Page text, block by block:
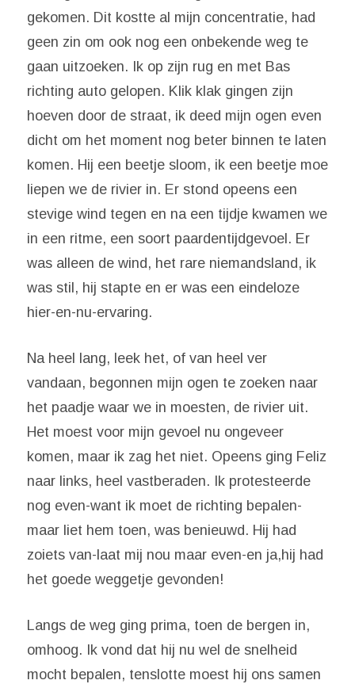
gekomen. Dit kostte al mijn concentratie, had
geen zin om ook nog een onbekende weg te
gaan uitzoeken. Ik op zijn rug en met Bas
richting auto gelopen. Klik klak gingen zijn
hoeven door de straat, ik deed mijn ogen even
dicht om het moment nog beter binnen te laten
komen. Hij een beetje sloom, ik een beetje moe
liepen we de rivier in. Er stond opeens een
stevige wind tegen en na een tijdje kwamen we
in een ritme, een soort paardentijdgevoel. Er
was alleen de wind, het rare niemandsland, ik
was stil, hij stapte en er was een eindeloze
hier-en-nu-ervaring.
Na heel lang, leek het, of van heel ver
vandaan, begonnen mijn ogen te zoeken naar
het paadje waar we in moesten, de rivier uit.
Het moest voor mijn gevoel nu ongeveer
komen, maar ik zag het niet. Opeens ging Feliz
naar links, heel vastberaden. Ik protesteerde
nog even-want ik moet de richting bepalen-
maar liet hem toen, was benieuwd. Hij had
zoiets van-laat mij nou maar even-en ja,hij had
het goede weggetje gevonden!
Langs de weg ging prima, toen de bergen in,
omhoog. Ik vond dat hij nu wel de snelheid
mocht bepalen, tenslotte moest hij ons samen